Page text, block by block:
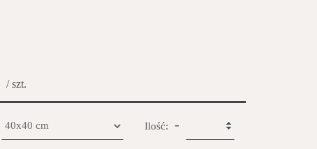
/ szt.
Ilość: -